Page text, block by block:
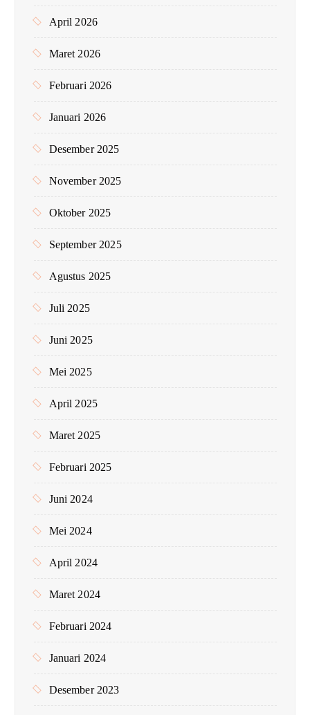
April 2026
Maret 2026
Februari 2026
Januari 2026
Desember 2025
November 2025
Oktober 2025
September 2025
Agustus 2025
Juli 2025
Juni 2025
Mei 2025
April 2025
Maret 2025
Februari 2025
Juni 2024
Mei 2024
April 2024
Maret 2024
Februari 2024
Januari 2024
Desember 2023